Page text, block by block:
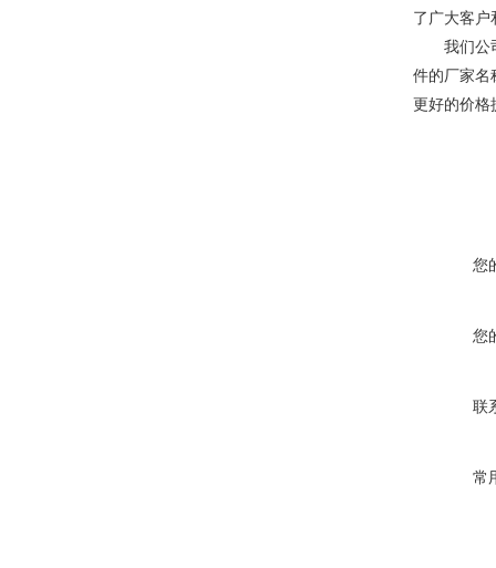
了广大客户
我们公司
件的厂家名
更好的价格
您
您
联
常